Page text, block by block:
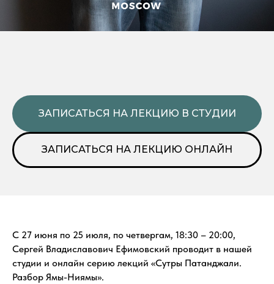
ЗАПИСАТЬСЯ НА ЛЕКЦИЮ В СТУДИИ
ЗАПИСАТЬСЯ НА ЛЕКЦИЮ ОНЛАЙН
С 27 июня по 25 июля, по четвергам, 18:30 – 20:00,
Сергей Владиславович Ефимовский проводит в нашей
студии и онлайн серию лекций «Сутры Патанджали.
Разбор Ямы-Ниямы».